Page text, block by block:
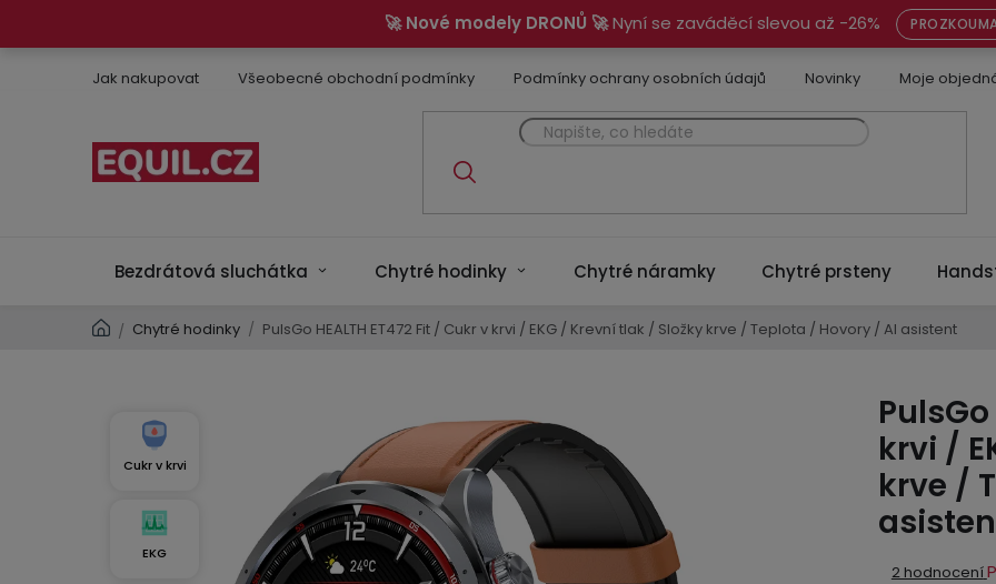
🚀 Nové modely DRONŮ 🚀Nyní se zaváděcí slevou až -26%
Jak nakupovat Všeobecné obchodní podmínky Podmínky ochrany osobních údajů Novinky Moje
Bezdrátová sluchátka Chytré hodinky Chytré náramky Chytré prsteny
Domů
/ Chytré hodinky / PulsGo HEALTH ET472 Fit / Cukr v krvi / EKG / Krevní tlak / Složky krve / Teplota / Hovory / AI asistent
PulsGo
krvi /
krve /
Průměrné
2 hodnocení
Cukr v krvi
EKG